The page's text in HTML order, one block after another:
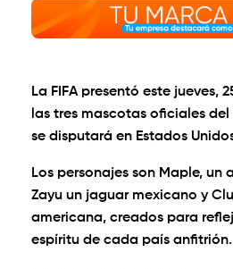
La FIFA presentó este jueves,
las tres mascotas oficiales del
se disputará en Estados
Los personajes son Maple, un
Zayu un jaguar mexicano y
americana, creados para
espíritu de cada país anfitrión.